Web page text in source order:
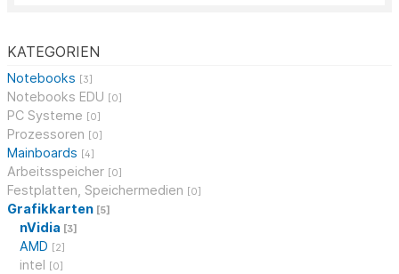
KATEGORIEN
Notebooks [3]
Notebooks EDU [0]
PC Systeme [0]
Prozessoren [0]
Mainboards [4]
Arbeitsspeicher [0]
Festplatten, Speichermedien [0]
Grafikkarten [5]
nVidia [3]
AMD [2]
intel [0]